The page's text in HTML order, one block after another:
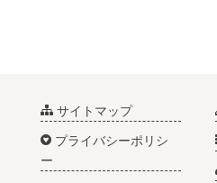
サイトマップ
プライバシーポリシ
ー